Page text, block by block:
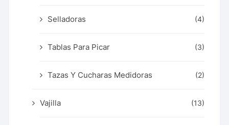
Selladoras (4)
Tablas Para Picar (3)
Tazas Y Cucharas Medidoras (2)
Vajilla (13)